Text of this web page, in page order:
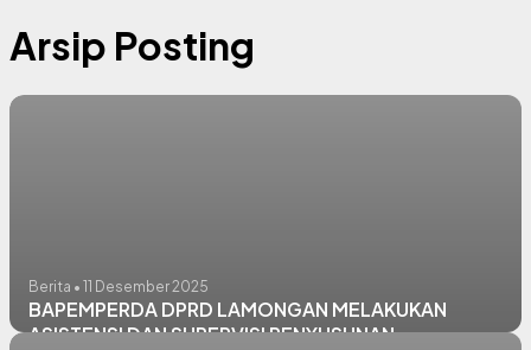
Arsip Posting
Berita • 11 Desember 2025
BAPEMPERDA DPRD LAMONGAN MELAKUKAN
ASISTENSI DAN SUPERVISI PENYUSUNAN